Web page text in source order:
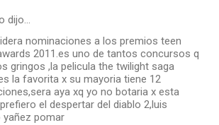
dijo…
nominaciones a los premios teen
2011.es uno de tantos concursos q
gringos ,la pelicula the twilight saga
la favorita x su mayoria tiene 12
aya xq yo no botaria x esta
el despertar del diablo 2,luis
yañez pomar